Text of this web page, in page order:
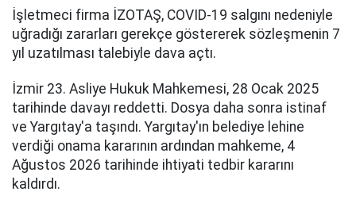
İşletmeci firma İZOTAŞ, COVID-19 salgını nedeniyle
uğradığı zararları gerekçe göstererek sözleşmenin 7
yıl uzatılması talebiyle dava açtı.
İzmir 23. Asliye Hukuk Mahkemesi, 28 Ocak 2025
tarihinde davayı reddetti. Dosya daha sonra istinaf
ve Yargıtay'a taşındı. Yargıtay'ın belediye lehine
verdiği onama kararının ardından mahkeme, 4
Ağustos 2026 tarihinde ihtiyati tedbir kararını
kaldırdı.